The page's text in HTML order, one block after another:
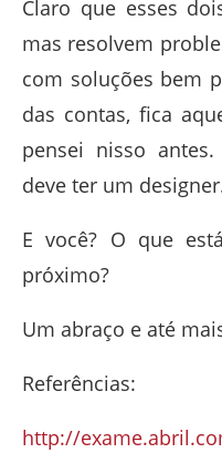
Claro que esses
mas resolvem
com soluções bem
das contas, fica
pensei nisso
deve ter um
E você? O que
próximo?
Um abraço e até
Referências:
http://